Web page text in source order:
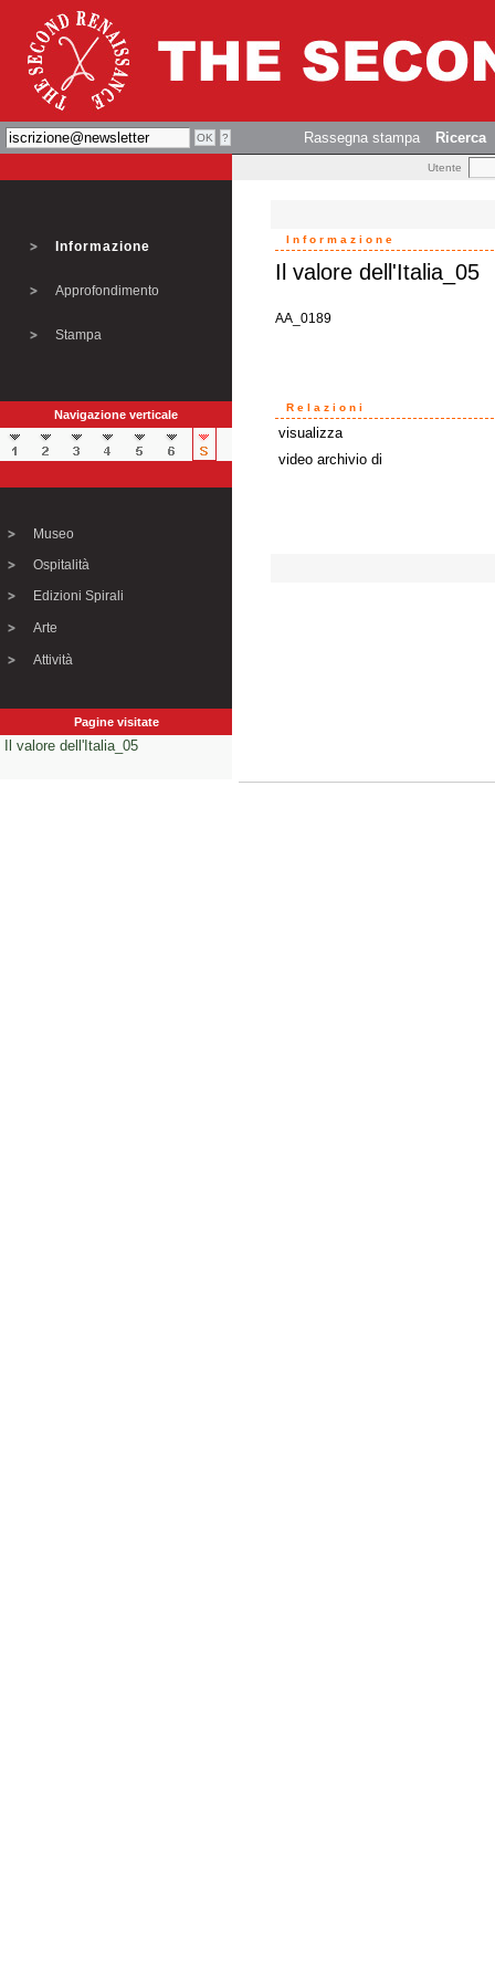
Rassegna stampa Ricerca
Utente
Informazione
Approfondimento
Stampa
Navigazione verticale
Museo
Ospitalità
Edizioni Spirali
Arte
Attività
Pagine visitate
Il valore dell'Italia_05
Informazione
Il valore dell'Italia_05
AA_0189
Relazioni
visualizza
video archivio di